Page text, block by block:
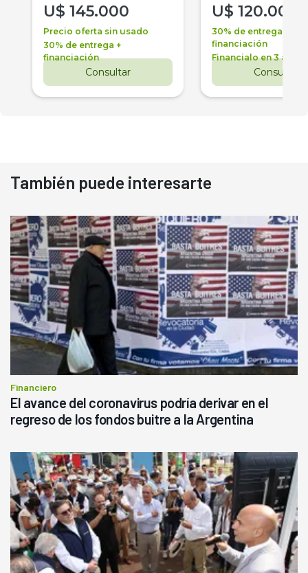
U$ 145.000
Precio oferta sin usado
30% de entrega +
financiación
Consultar
U$ 120.000
30% de entrega +
financiación
Financialo en 3 años
Consultar
También puede interesarte
Financiero
El avance del coronavirus podría derivar en el
regreso de los fondos buitre a la Argentina